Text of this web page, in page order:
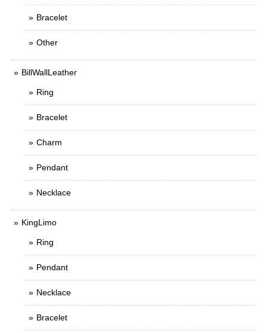
Bracelet
Other
BillWallLeather
Ring
Bracelet
Charm
Pendant
Necklace
KingLimo
Ring
Pendant
Necklace
Bracelet